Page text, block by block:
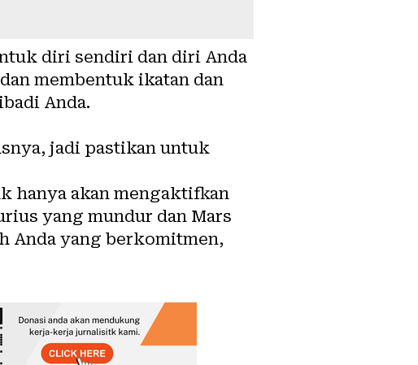
diri sendiri dan diri Anda
membentuk ikatan dan
Anda.
jadi pastikan untuk
hanya akan mengaktifkan
yang mundur dan Mars
Anda yang berkomitmen,